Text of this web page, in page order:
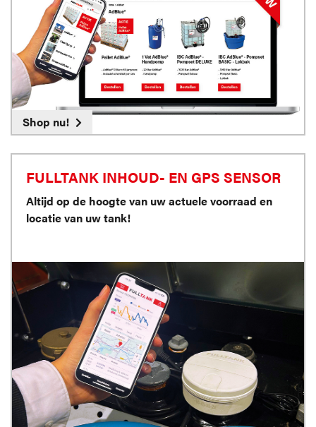
Shop nu!
FULLTANK INHOUD- EN GPS SENSOR
Altijd op de hoogte van uw actuele voorraad en
locatie van uw tank!